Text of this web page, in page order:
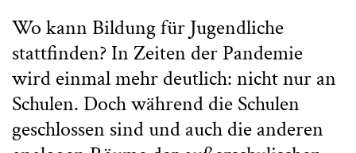
Wo kann Bildung für Jugendliche
stattfinden? In Zeiten der Pandemie
wird einmal mehr deutlich: nicht nur an
Schulen. Doch während die Schulen
geschlossen sind und auch die anderen